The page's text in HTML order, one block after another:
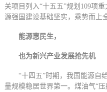
关项目列入“十五五”规划109项
源强国建设基础坚实，乘势而上
能源惠民生，
也为新兴产业发展抢先机
“十四五”时期，我国能源自
量规模稳居世界第一。煤油气“压